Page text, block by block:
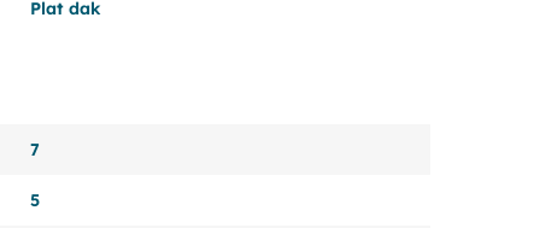
Plat dak
7
5